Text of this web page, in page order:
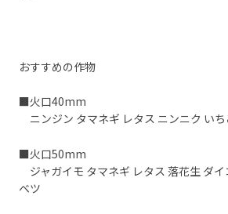
おすすめの作物
■火口40mm
ニンジン タマネギ レタス ニンニク い
■火口50mm
ジャガイモ タマネギ レタス 落花生 ダイ
ベツ